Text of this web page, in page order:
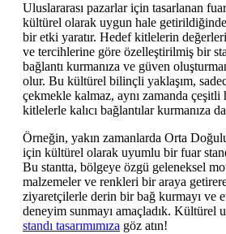
Uluslararası pazarlar için tasarlanan
kültürel olarak uygun hale
bir etki yaratır. Hedef kitlelerin
ve tercihlerine göre özelleştirilmiş bir
bağlantı kurmanıza ve güven
olur. Bu kültürel bilinçli yaklaşım,
çekmekle kalmaz, aynı zamanda çeşitli
kitlelerle kalıcı bağlantılar kurmanıza
Örneğin, yakın zamanlarda Orta
için kültürel olarak uyumlu bir fuar
Bu stantta, bölgeye özgü geleneksel
malzemeler ve renkleri bir araya
ziyaretçilerle derin bir bağ kurmayı ve
deneyim sunmayı amaçladık. Kültürel
standı tasarımımıza göz atın!